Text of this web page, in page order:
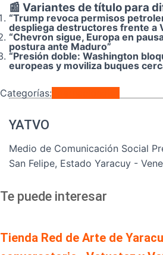
📰 Variantes de título para
“Trump revoca permisos
despliega destructores frente a
“Chevron sigue, Europa en
postura ante Maduro”
“Presión doble: Washington
europeas y moviliza buques
Categorías:
YATVO
Medio de Comunicación Social
San Felipe, Estado Yaracuy -
Te puede interesar
Tienda Red de Arte de